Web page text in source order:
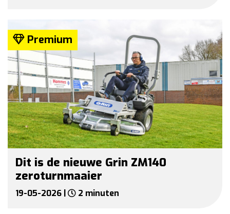
Premium
Dit is de nieuwe Grin ZM140
zeroturnmaaier
19-05-2026 | 2 minuten